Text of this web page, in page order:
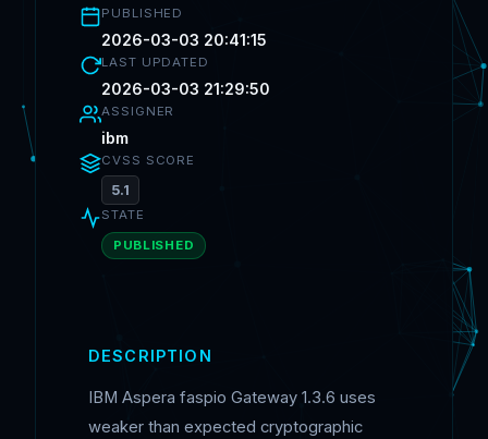
PUBLISHED
2026-03-03 20:41:15
LAST UPDATED
2026-03-03 21:29:50
ASSIGNER
ibm
CVSS SCORE
5.1
STATE
PUBLISHED
DESCRIPTION
IBM Aspera faspio Gateway 1.3.6 uses
weaker than expected cryptographic